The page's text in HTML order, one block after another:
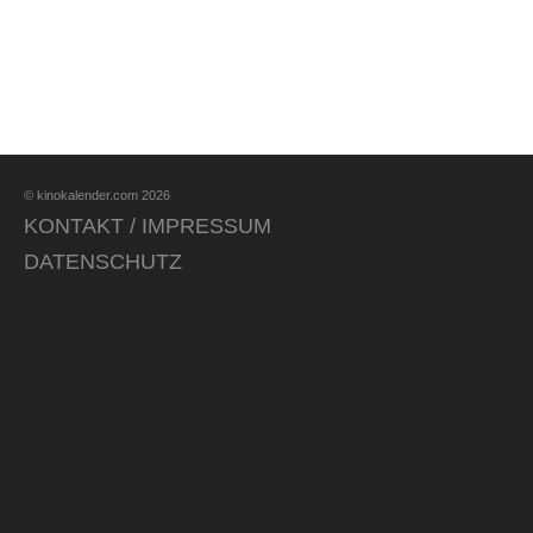
© kinokalender.com 2026
KONTAKT / IMPRESSUM
DATENSCHUTZ